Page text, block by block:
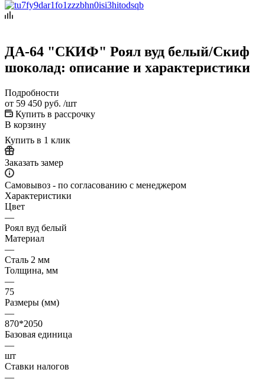
ДА-64 "СКИФ" Роял вуд белый/Скиф
шоколад: описание и характеристики
Подробности
от 59 450 руб. /шт
Купить в рассрочку
В корзину
Купить в 1 клик
Заказать замер
Самовывоз - по согласованию с менеджером
Характеристики
Цвет
—
Роял вуд белый
Материал
—
Сталь 2 мм
Толщина, мм
—
75
Размеры (мм)
—
870*2050
Базовая единица
—
шт
Ставки налогов
—